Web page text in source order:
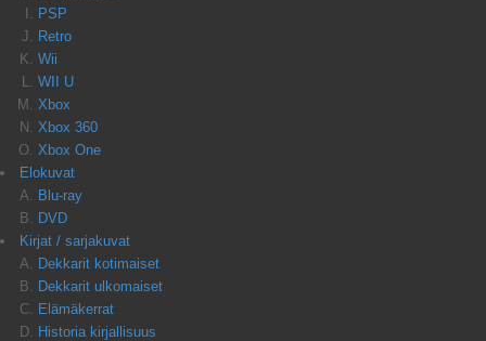
PSP
Retro
Wii
WII U
Xbox
Xbox 360
Xbox One
Elokuvat
Blu-ray
DVD
Kirjat / sarjakuvat
Dekkarit kotimaiset
Dekkarit ulkomaiset
Elämäkerrat
Historia kirjallisuus